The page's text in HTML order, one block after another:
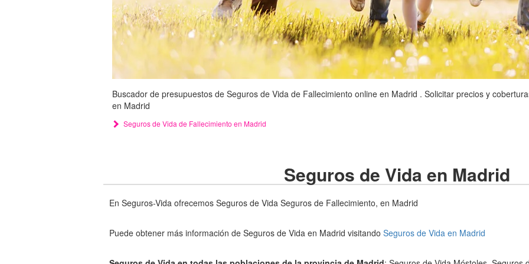
Buscador de presupuestos de Seguros de Vida de Fallecimiento online en Madrid . Solicitar precios y
en Madrid
Seguros de Vida de Fallecimiento en Madrid
Seguros de Vida en Madrid
En Seguros-Vida ofrecemos Seguros de Vida Seguros de Fallecimiento, en Madrid
Puede obtener más información de Seguros de Vida en Madrid visitando Seguros de Vida en Madrid